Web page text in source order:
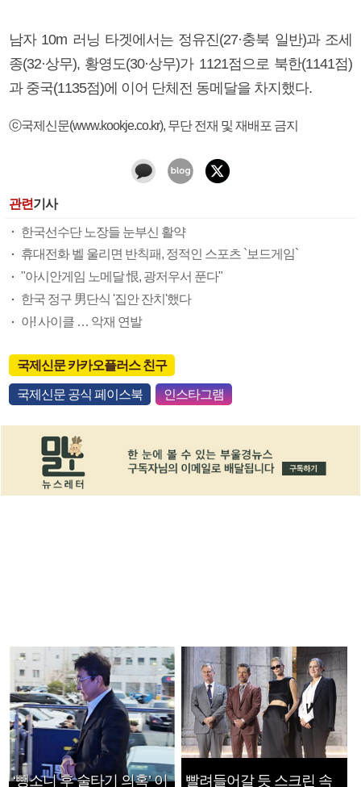
남자 10m 러닝 타겟에서는 정유진(27·충북 일반)과 조세
종(32·상무), 황영도(30·상무)가 1121점으로 북한(1141점)
과 중국(1135점)에 이어 단체전 동메달을 차지했다.
ⓒ국제신문(www.kookje.co.kr), 무단 전재 및 재배포 금지
관련기사
한국선수단 노장들 눈부신 활약
휴대전화 벨 울리면 반칙패, 정적인 스포츠 `보드게임`
"아시안게임 노메달 恨, 광저우서 푼다"
한국 정구 男단식 '집안 잔치'했다
아! 사이클 … 악재 연발
국제신문 카카오플러스 친구
국제신문 공식 페이스북 인스타그램
‘뺑소니 후 술타기 의혹’ 이 빨려들어갈 듯 스크린 속